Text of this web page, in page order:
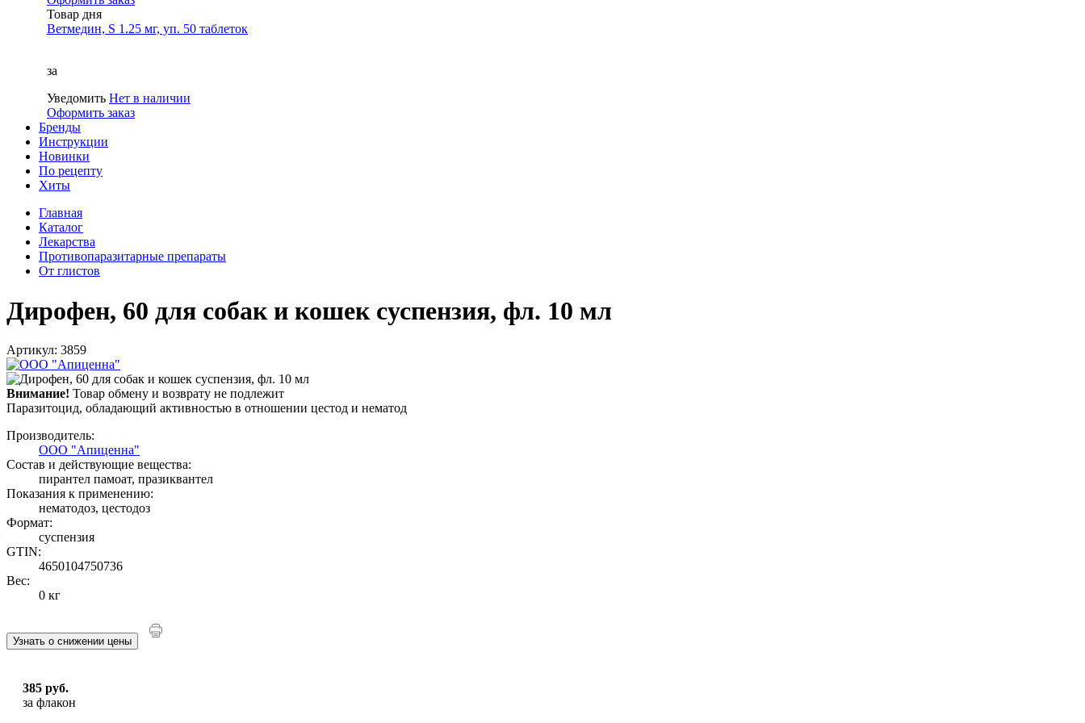
Товар дня
Ветмедин, S 1.25 мг, уп. 50 таблеток
за
Уведомить Нет в наличии
Оформить заказ
Бренды
Инструкции
Новинки
По рецепту
Хиты
Главная
Каталог
Лекарства
Противопаразитарные препараты
От глистов
Дирофен, 60 для собак и кошек суспензия, фл. 10 мл
Артикул: 3859
Внимание! Товар обмену и возврату не подлежит
Паразитоцид, обладающий активностью в отношении цестод и нематод
Производитель:
ООО "Апиценна"
Состав и действующие вещества:
пирантел памоат, празиквантел
Показания к применению:
нематодоз, цестодоз
Формат:
суспензия
GTIN:
4650104750736
Вес:
0 кг
Узнать о снижении цены
385 руб.
за флакон